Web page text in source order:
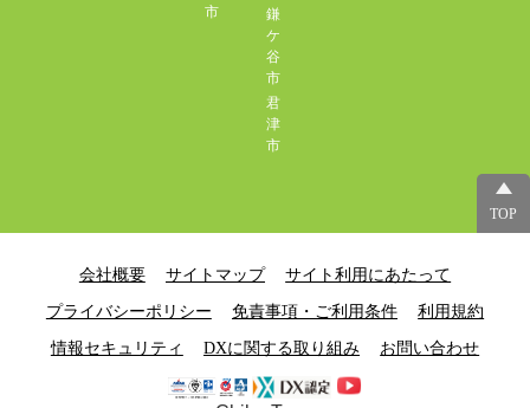
市
鎌
ケ
谷
市
君
津
市
TOP
会社概要 サイトマップ サイト利用にあたって
プライバシーポリシー 免責事項・ご利用条件 利用規約
情報セキュリティ DXに関する取り組み お問い合わせ